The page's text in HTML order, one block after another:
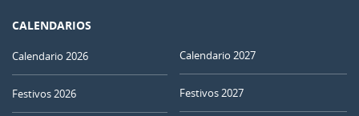
CALENDARIOS
Calendario 2026
Festivos 2026
Calendario 2027
Festivos 2027